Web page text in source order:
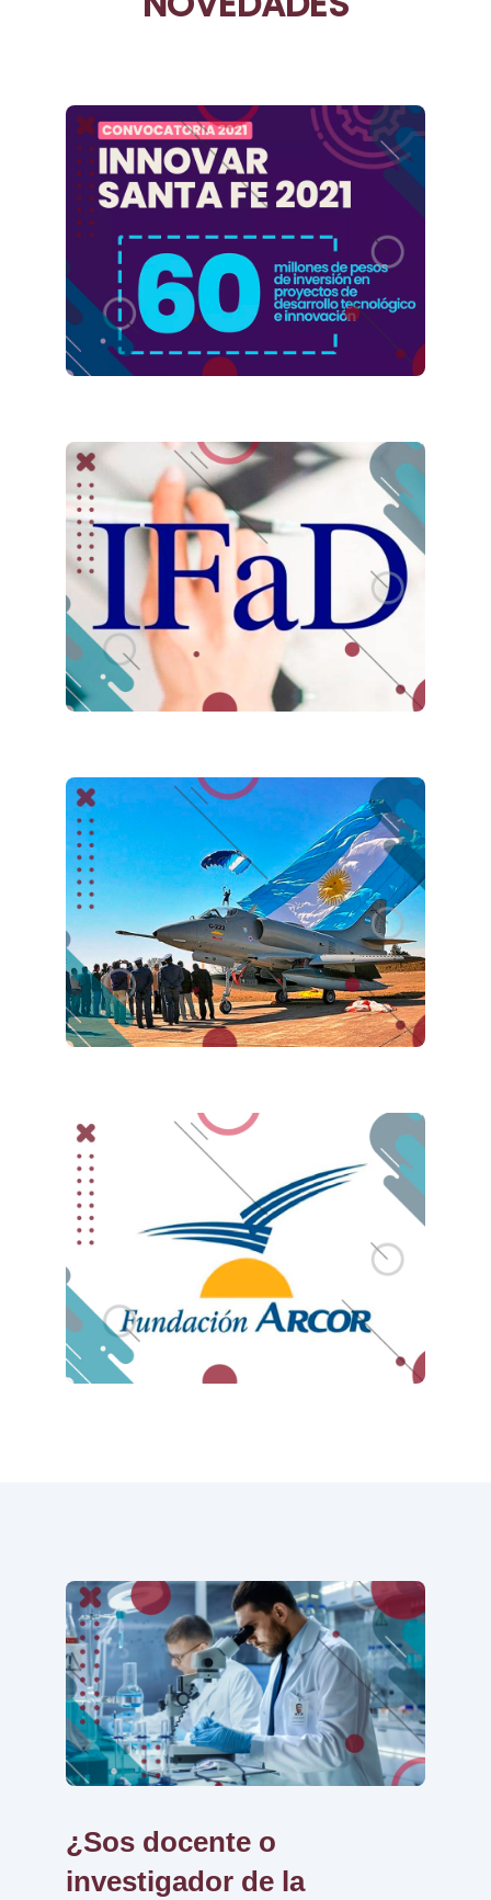
¿Sos docente o
investigador de la